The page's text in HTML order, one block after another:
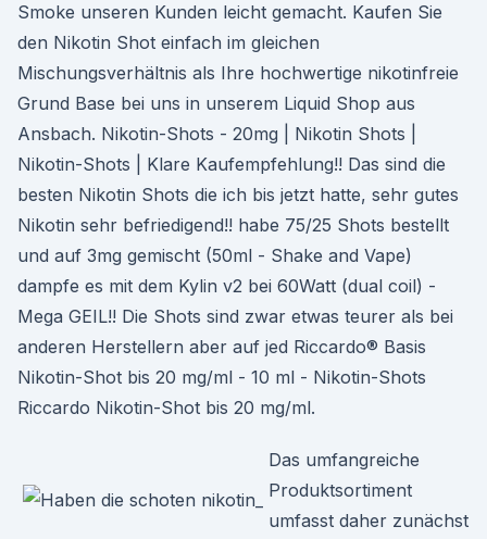
Smoke unseren Kunden leicht gemacht. Kaufen Sie
den Nikotin Shot einfach im gleichen
Mischungsverhältnis als Ihre hochwertige nikotinfreie
Grund Base bei uns in unserem Liquid Shop aus
Ansbach. Nikotin-Shots - 20mg | Nikotin Shots |
Nikotin-Shots | Klare Kaufempfehlung!! Das sind die
besten Nikotin Shots die ich bis jetzt hatte, sehr gutes
Nikotin sehr befriedigend!! habe 75/25 Shots bestellt
und auf 3mg gemischt (50ml - Shake and Vape)
dampfe es mit dem Kylin v2 bei 60Watt (dual coil) -
Mega GEIL!! Die Shots sind zwar etwas teurer als bei
anderen Herstellern aber auf jed Riccardo® Basis
Nikotin-Shot bis 20 mg/ml - 10 ml - Nikotin-Shots
Riccardo Nikotin-Shot bis 20 mg/ml.
Das umfangreiche
Produktsortiment
umfasst daher zunächst